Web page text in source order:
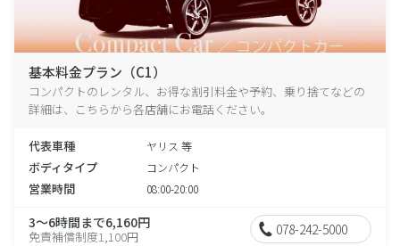
基本料金プラン（C1）
コンパクトのレンタル、お得な割引料金や予約、乗り捨てなどの
詳細は、こちらから各店舗にお電話ください。
代表車種 ヤリス 等
ボディタイプ コンパクト
営業時間 08:00-20:00
3～6時間まで6,160円
免責補償制度1,100円 078-242-5000